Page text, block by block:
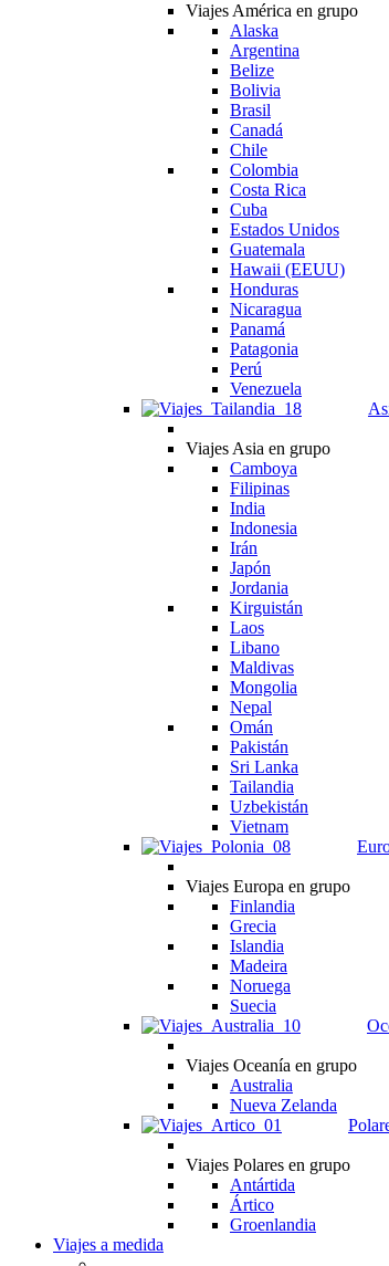
Viajes América en grupo
Alaska
Argentina
Belize
Bolivia
Brasil
Canadá
Chile
Colombia
Costa Rica
Cuba
Estados Unidos
Guatemala
Hawaii (EEUU)
Honduras
Nicaragua
Panamá
Patagonia
Perú
Venezuela
Viajes Asia en grupo
Camboya
Filipinas
India
Indonesia
Irán
Japón
Jordania
Kirguistán
Laos
Libano
Maldivas
Mongolia
Nepal
Omán
Pakistán
Sri Lanka
Tailandia
Uzbekistán
Vietnam
Viajes Europa en grupo
Finlandia
Grecia
Islandia
Madeira
Noruega
Suecia
Viajes Oceanía en grupo
Australia
Nueva Zelanda
Viajes Polares en grupo
Antártida
Ártico
Groenlandia
Viajes a medida